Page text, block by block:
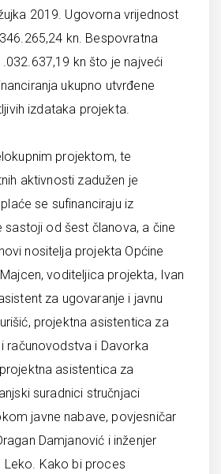
2019. Ugovorna vrijednost
kn. Bespovratna
kn što je najveći
ukupno utvrđene
izdataka projekta.
projektom, te
aktivnosti zadužen je
se sufinanciraju iz
sastoji od šest članova, a čine
nositelja projekta Općine
voditeljica projekta, Ivan
za ugovaranje i javnu
projektna asistentica za
računovodstva i Davorka
asistentica za
suradnici stručnjaci
javne nabave, povjesničar
Damjanović i inženjer
Leko. Kako bi proces